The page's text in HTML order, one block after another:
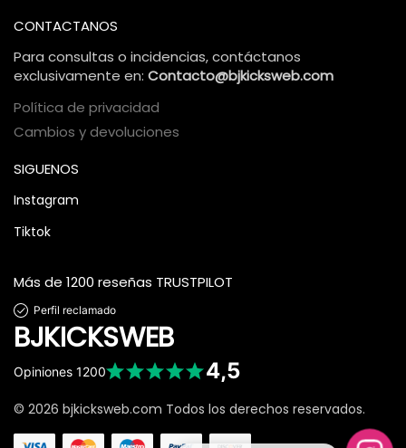
CONTACTANOS
Para consultas o incidencias, contáctanos
exclusivamente en: Contacto@bjkicksweb.com
Política de privacidad
Cambios y devoluciones
SIGUENOS
Instagram
Tiktok
Más de 1200 reseñas TRUSTPILOT
Perfil reclamado
BJKICKSWEB
Opiniones 1200 4,5
© 2026 bjkicksweb.com Todos los derechos reservados.